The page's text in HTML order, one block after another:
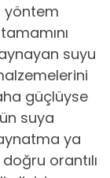
yöntem
suyu
güçlüyse
suya
ya
orantılı